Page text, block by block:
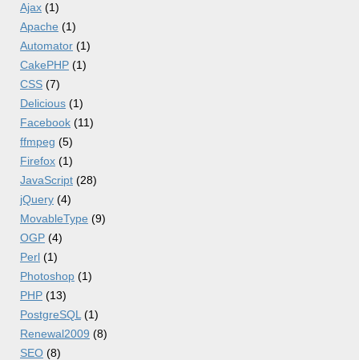
Ajax (1)
Apache (1)
Automator (1)
CakePHP (1)
CSS (7)
Delicious (1)
Facebook (11)
ffmpeg (5)
Firefox (1)
JavaScript (28)
jQuery (4)
MovableType (9)
OGP (4)
Perl (1)
Photoshop (1)
PHP (13)
PostgreSQL (1)
Renewal2009 (8)
SEO (8)